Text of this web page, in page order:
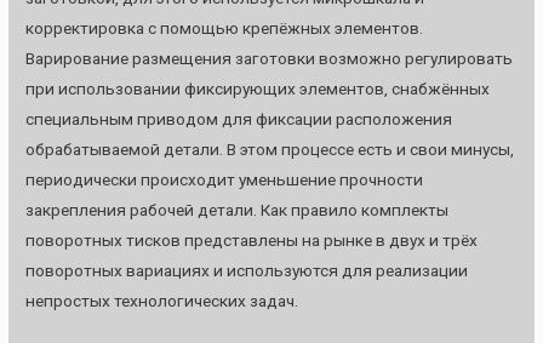
корректировка с помощью крепёжных элементов.
Варирование размещения заготовки возможно регулировать
при использовании фиксирующих элементов, снабжённых
специальным приводом для фиксации расположения
обрабатываемой детали. В этом процессе есть и свои минусы,
периодически происходит уменьшение прочности
закрепления рабочей детали. Как правило комплекты
поворотных тисков представлены на рынке в двух и трёх
поворотных вариациях и используются для реализации
непростых технологических задач.